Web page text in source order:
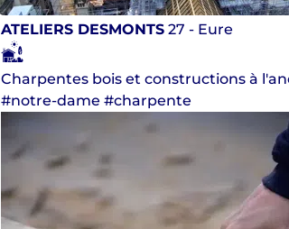
ATELIERS DESMONTS 27 - Eure
Charpentes bois et constructions à
#notre-dame #charpente